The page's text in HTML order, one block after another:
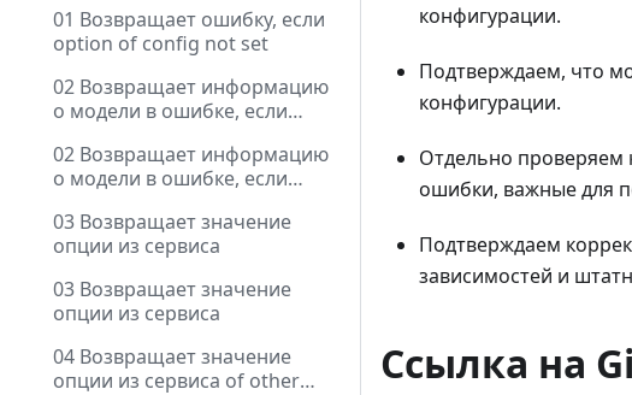
01 Возвращает ошибку, если
option of config not set
02 Возвращает информацию
о модели в ошибке, если
02 Возвращает информацию
о модели в ошибке, если
03 Возвращает значение
опции из сервиса
03 Возвращает значение
опции из сервиса
04 Возвращает значение
опции из сервиса of other
конфигурации.
Подтверждаем, что
конфигурации.
Отдельно проверяем
ошибки, важные для
Подтверждаем
зависимостей и
Ссылка на